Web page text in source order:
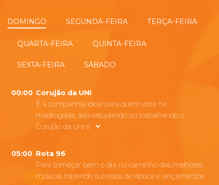
DOMINGO SEGUNDA-FEIRA TERÇA-FEIRA
QUARTA-FEIRA QUINTA-FEIRA
SEXTA-FEIRA SÁBADO
00:00 Corujão da UNI
É a companhia ideal para quem esta na
madrugada, seja estudando ou trabalhando o
Corujão da Uni é
05:00 Rota 96
Para começar bem o dia no caminho das melhores
músicas trazendo sucessos de época e lançamentos